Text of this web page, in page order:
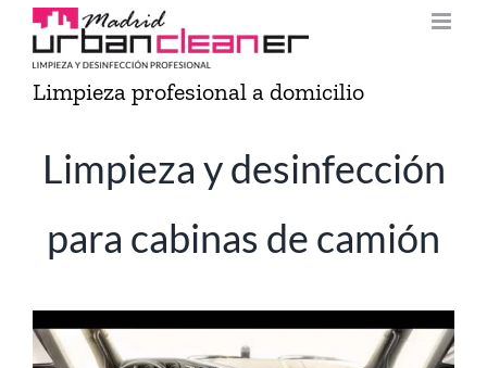
Limpieza profesional a domicilio
Limpieza y desinfección
para cabinas de camión